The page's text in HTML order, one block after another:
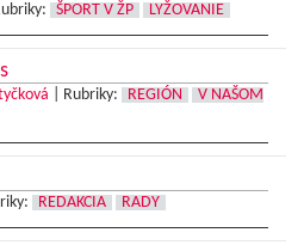
ŠPORT V ŽP LYŽOVANIE
Rubriky: REGIÓN
V NAŠOM
REDAKCIA RADY